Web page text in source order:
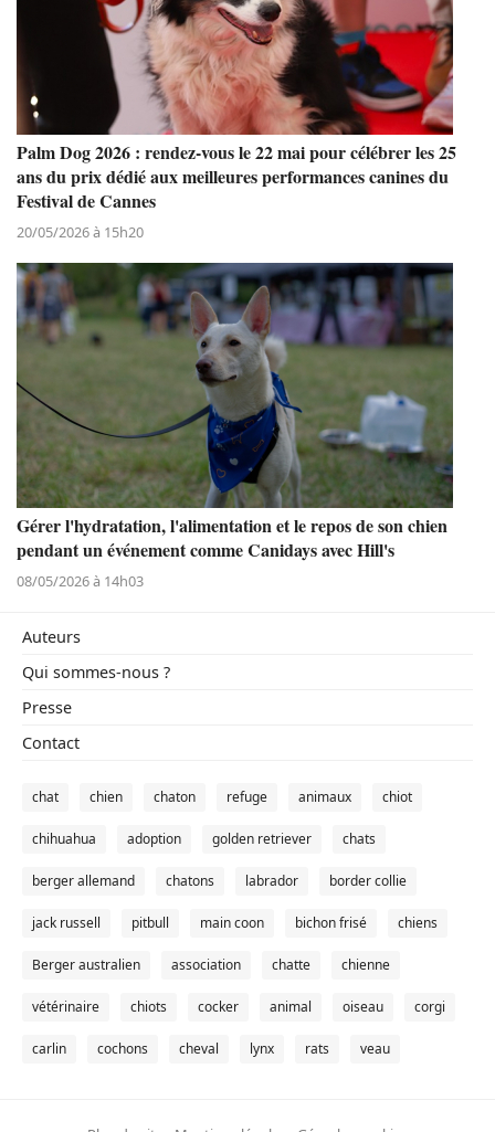
Palm Dog 2026 : rendez-vous le 22 mai pour célébrer les 25
ans du prix dédié aux meilleures performances canines du
Festival de Cannes
20/05/2026 à 15h20
Gérer l'hydratation, l'alimentation et le repos de son chien
pendant un événement comme Canidays avec Hill's
08/05/2026 à 14h03
Auteurs
Qui sommes-nous ?
Presse
Contact
chat chien chaton refuge animaux chiot
chihuahua adoption golden retriever chats
berger allemand chatons labrador border collie
jack russell pitbull main coon bichon frisé chiens
Berger australien association chatte chienne
vétérinaire chiots cocker animal oiseau corgi
carlin cochons cheval lynx rats veau